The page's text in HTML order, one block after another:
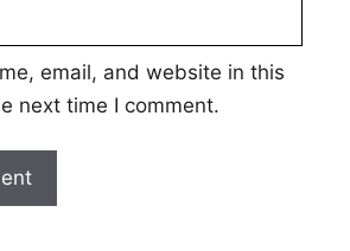
email, and website in this
next time I comment.